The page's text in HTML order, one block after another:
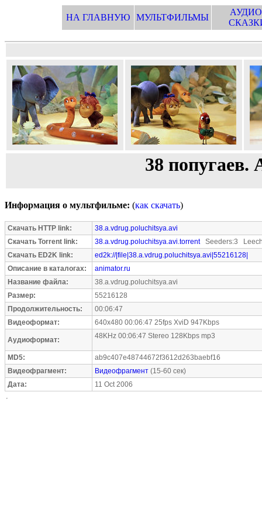
НА ГЛАВНУЮ МУЛЬТФИЛЬМЫ
38 попугаев.
Информация о мультфильме: (как скачать)
Скачать HTTP link:
38.a.vdrug.poluchitsya.avi
Скачать Torrent link:
38.a.vdrug.poluchitsya.avi.torrentSeeders:3
Скачать ED2K link:
ed2k://|file|38.a.vdrug.poluchitsya.avi|55216128|
Описание в каталогах:
animator.ru
Название файла:
38.a.vdrug.poluchitsya.avi
Размер:
55216128
Продолжительность:
00:06:47
Видеоформат:
640x480 00:06:47 25fps XviD 947Kbps
Аудиоформат: 48KHz 00:06:47 Stereo 128Kbps mp3
MD5:
ab9c407e48744672f3612d263baebf16
Видеофрагмент:
Видеофрагмент (15-60 сек)
Дата:
11 Oct 2006